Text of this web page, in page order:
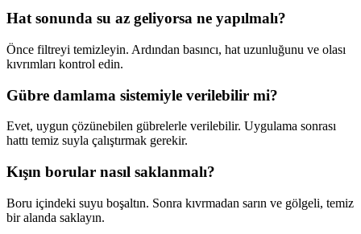
Hat sonunda su az geliyorsa ne yapılmalı?
Önce filtreyi temizleyin. Ardından basıncı, hat uzunluğunu ve olası
kıvrımları kontrol edin.
Gübre damlama sistemiyle verilebilir mi?
Evet, uygun çözünebilen gübrelerle verilebilir. Uygulama sonrası
hattı temiz suyla çalıştırmak gerekir.
Kışın borular nasıl saklanmalı?
Boru içindeki suyu boşaltın. Sonra kıvrmadan sarın ve gölgeli, temiz
bir alanda saklayın.